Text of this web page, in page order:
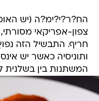
הח?ר?י?ימ?ה (יש
צפון-אפריקאי
חריף. התבשיל הזה
ותוניסיה כאשר יש
המשתנות בין בשלנית